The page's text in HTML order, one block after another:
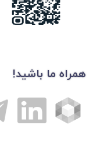
همراه ما باشید!